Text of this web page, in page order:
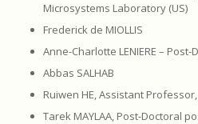
Microsystems Laboratory (US)
Frederick de MIOLLIS
Anne-Charlotte LENIERE –
Abbas SALHAB
Ruiwen HE, Assistant Professor,
Tarek MAYLAA, Post-Doctoral